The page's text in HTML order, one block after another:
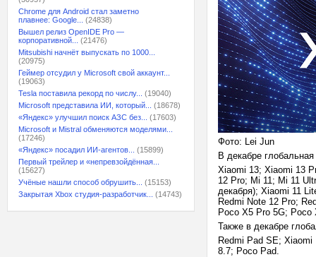
Chrome для Android стал заметно
плавнее: Google...
(24838)
Вышел релиз OpenIDE Pro —
корпоративной...
(21476)
Mitsubishi начнёт выпускать по 1000...
(20975)
Геймер отсудил у Microsoft свой аккаунт...
(19063)
Tesla поставила рекорд по числу...
(19040)
Microsoft представила ИИ, который...
(18678)
«Яндекс» улучшил поиск АЗС без...
(17603)
Microsoft и Mistral обменяются моделями...
(17246)
«Яндекс» посадил ИИ-агентов...
(15899)
Первый трейлер и «непревзойдённая...
(15627)
Учёные нашли способ обрушить...
(15153)
Закрытая Xbox студия-разработчик...
(14743)
Фото: Lei Jun
В декабре
Xiaomi 13; Xiaomi 13
12 Pro; Mi 11; Mi 11
декабря); Xiaomi 11
Redmi Note 12 Pro;
Poco X5 Pro 5G;
Также в декабре
Redmi Pad SE;
8.7; Poco Pad.